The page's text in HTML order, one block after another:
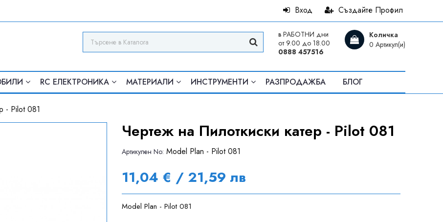
Създайте Профил
Вход
Количка
0 Артикул(и)
в РАБОТНИ дни
от 9.00 до 18.00
0888 457516
RC ЕЛЕКТРОНИКА МАТЕРИАЛИ ИНСТРУМЕНТИ РАЗПРОДАЖБА БЛОГ
- Pilot 081
Чертеж на Пилоткиски катер - Pilot 081
Артикулен Nо: Model Plan - Pilot 081
11,04 € / 21,59 лв
Model Plan - Pilot 081